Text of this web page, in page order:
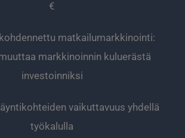
€
matkailumarkkinointi:
markkinoinnin kuluerästä
investoinniksi
vaikuttavuus yhdellä
työkalulla